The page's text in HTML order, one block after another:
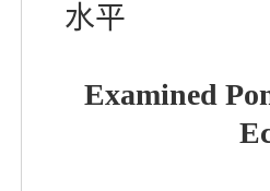
水平
Examined